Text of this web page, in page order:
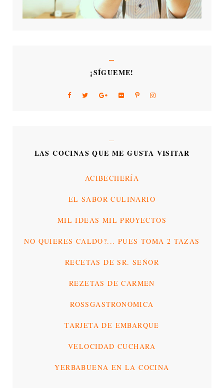
¡SÍGUEME!
LAS COCINAS QUE ME GUSTA VISITAR
ACIBECHERÍA
EL SABOR CULINARIO
MIL IDEAS MIL PROYECTOS
NO QUIERES CALDO?... PUES TOMA 2 TAZAS
RECETAS DE SR. SEÑOR
REZETAS DE CARMEN
ROSSGASTRONÓMICA
TARJETA DE EMBARQUE
VELOCIDAD CUCHARA
YERBABUENA EN LA COCINA